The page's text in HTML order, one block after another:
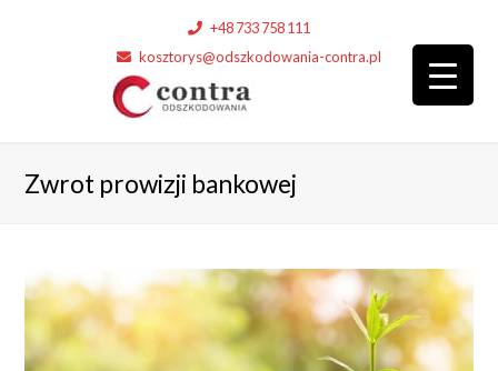
+48 733 758 111
kosztorys@odszkodowania-contra.pl
Zwrot prowizji bankowej